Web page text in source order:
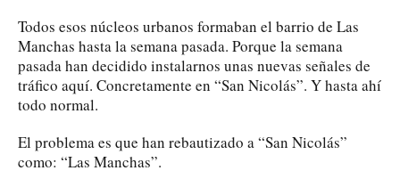
Todos esos núcleos urbanos formaban el barrio de Las
Manchas hasta la semana pasada. Porque la semana
pasada han decidido instalarnos unas nuevas señales de
tráfico aquí. Concretamente en “San Nicolás”. Y hasta ahí
todo normal.
El problema es que han rebautizado a “San Nicolás”
como: “Las Manchas”.